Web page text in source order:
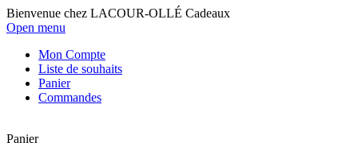
Bienvenue chez LACOUR-OLLÉ Cadeaux
Open menu
Mon Compte
Liste de souhaits
Panier
Commandes
Panier